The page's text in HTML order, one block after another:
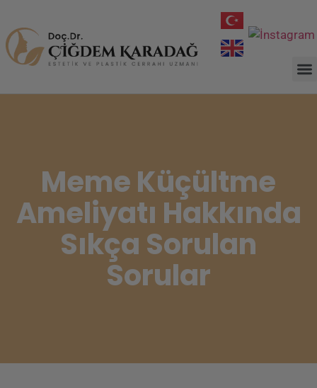
Meme Küçültme
Ameliyatı Hakkında
Sıkça Sorulan
Sorular